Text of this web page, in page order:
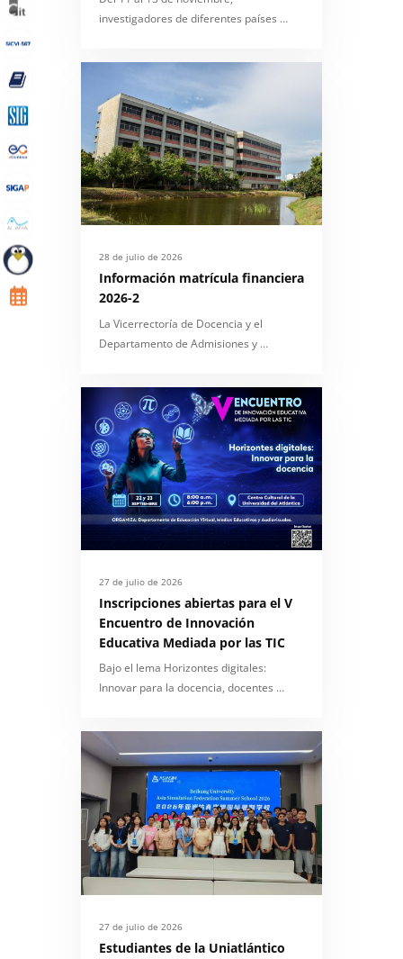
investigadores de diferentes países …
28 de julio de 2026
Información matrícula financiera
2026-2
La Vicerrectoría de Docencia y el
Departamento de Admisiones y …
27 de julio de 2026
Inscripciones abiertas para el V
Encuentro de Innovación
Educativa Mediada por las TIC
Bajo el lema Horizontes digitales:
Innovar para la docencia, docentes …
27 de julio de 2026
Estudiantes de la Uniatlántico